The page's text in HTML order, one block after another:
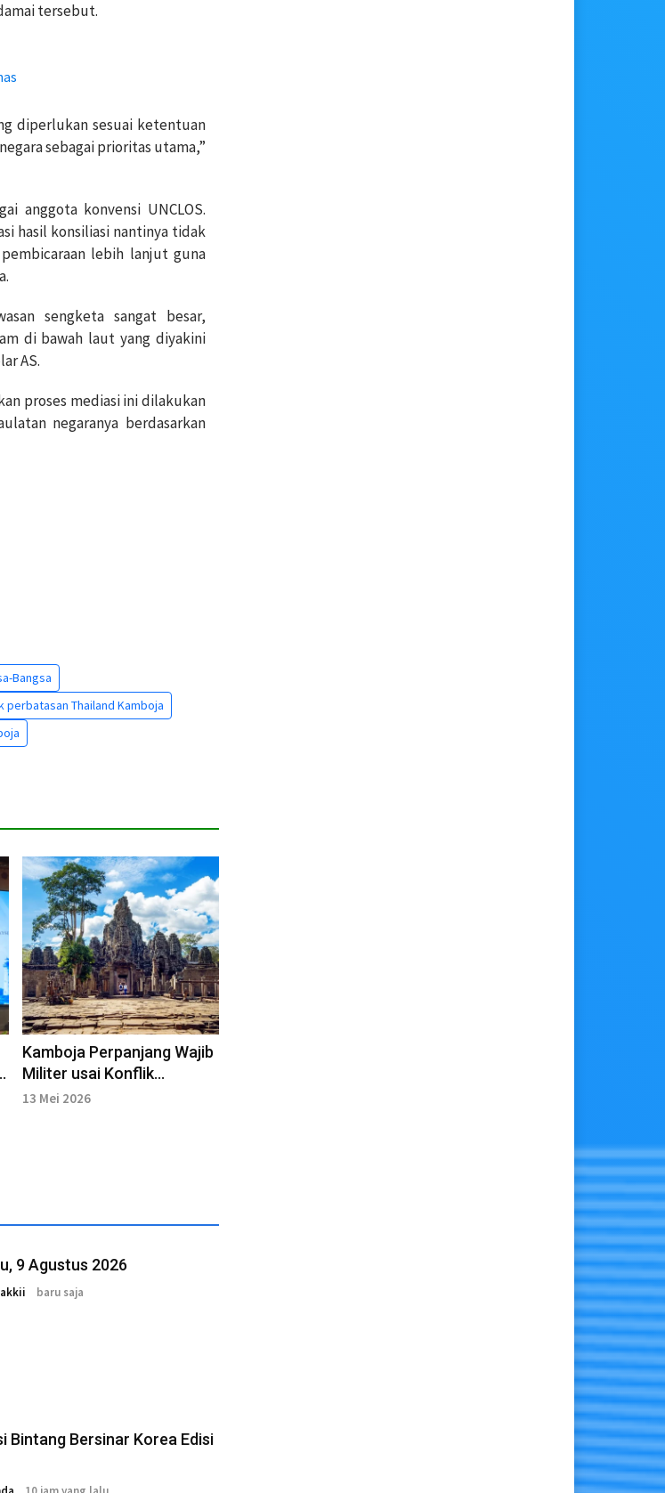
tersebut.
diperlukan sesuai ketentuan
sebagai prioritas utama,”
anggota konvensi UNCLOS.
hasil konsiliasi nantinya tidak
lebih lanjut guna
sengketa sangat besar,
di bawah laut yang diyakini
AS.
proses mediasi ini dilakukan
negaranya berdasarkan
Bangsa
perbatasan Thailand Kamboja
Kamboja Perpanjang Wajib
Militer usai Konflik
Perbatasan dengan
13 Mei 2026
9 Agustus 2026
baru saja
Bintang Bersinar Korea Edisi